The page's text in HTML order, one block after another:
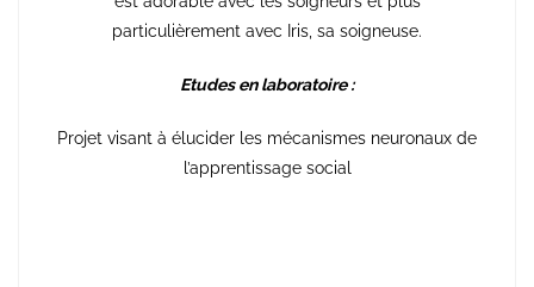
particulièrement avec Iris, sa soigneuse.
Etudes en laboratoire :
Projet visant à élucider les mécanismes neuronaux de
l’apprentissage social